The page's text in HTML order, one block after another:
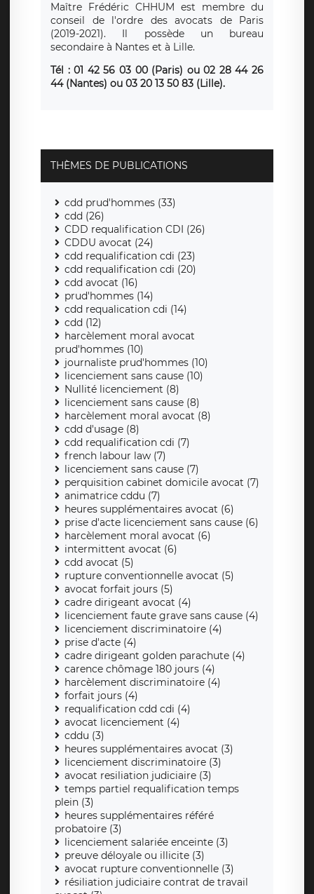
Maître Frédéric CHHUM est membre du
conseil de l'ordre des avocats de Paris
(2019-2021). Il possède un bureau
secondaire à Nantes et à Lille.
Tél : 01 42 56 03 00 (Paris) ou 02 28 44 26
44 (Nantes) ou 03 20 13 50 83 (Lille).
THÈMES DE PUBLICATIONS
cdd prud'hommes (33)
cdd (26)
CDD requalification CDI (26)
CDDU avocat (24)
cdd requalification cdi (23)
cdd requalification cdi (20)
cdd avocat (16)
prud'hommes (14)
cdd requalication cdi (14)
cdd (12)
harcèlement moral avocat
prud'hommes (10)
journaliste prud'hommes (10)
licenciement sans cause (10)
Nullité licenciement (8)
licenciement sans cause (8)
harcèlement moral avocat (8)
cdd d'usage (8)
cdd requalification cdi (7)
french labour law (7)
licenciement sans cause (7)
perquisition cabinet domicile avocat (7)
animatrice cddu (7)
heures supplémentaires avocat (6)
prise d'acte licenciement sans cause (6)
harcèlement moral avocat (6)
intermittent avocat (6)
cdd avocat (5)
rupture conventionnelle avocat (5)
avocat forfait jours (5)
cadre dirigeant avocat (4)
licenciement faute grave sans cause (4)
licenciement discriminatoire (4)
prise d'acte (4)
cadre dirigeant golden parachute (4)
carence chômage 180 jours (4)
harcèlement discriminatoire (4)
forfait jours (4)
requalification cdd cdi (4)
avocat licenciement (4)
cddu (3)
heures supplémentaires avocat (3)
licenciement discriminatoire (3)
avocat resiliation judiciaire (3)
temps partiel requalification temps
plein (3)
heures supplémentaires référé
probatoire (3)
licenciement salariée enceinte (3)
preuve déloyale ou illicite (3)
avocat rupture conventionnelle (3)
résiliation judiciaire contrat de travail